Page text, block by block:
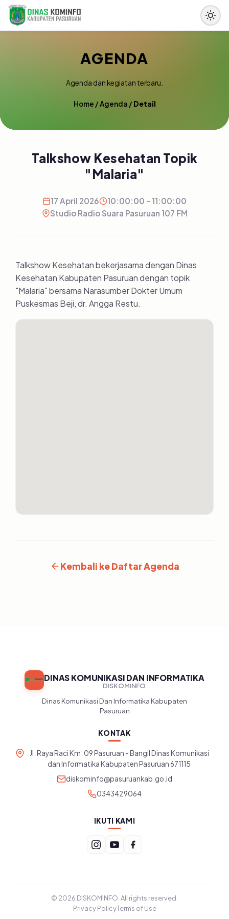
AGENDA
Agenda dan kegiatan terbaru.
Home /Agenda /Detail
Talkshow Kesehatan Topik
"Malaria"
17 April 2026
10:00:00 - 11:00:00
Studio Radio Suara Pasuruan 107 FM
Talkshow Kesehatan bekerjasama dengan Dinas
Kesehatan Kabupaten Pasuruan dengan topik
"Malaria" bersama Narasumber Dokter Umum
Puskesmas Beji, dr. Angga Restu.
Kembali ke Daftar Agenda
DINAS KOMUNIKASI DAN INFORMATIKA
DISKOMINFO
Dinas Komunikasi Dan Informatika Kabupaten
Pasuruan
KONTAK
Jl. Raya Raci Km. 09 Pasuruan - Bangil Dinas Komunikasi
dan Informatika Kabupaten Pasuruan 671115
diskominfo@pasuruankab.go.id
0343429064
IKUTI KAMI
© 2026 DISKOMINFO. All rights reserved.
Privacy PolicyTerms of Use